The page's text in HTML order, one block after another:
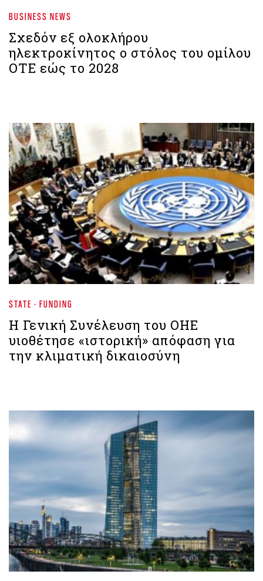
BUSINESS NEWS
Σχεδόν εξ ολοκλήρου
ηλεκτροκίνητος ο στόλος του ομίλου
ΟΤΕ εώς το 2028
STATE - FUNDING
Η Γενική Συνέλευση του ΟΗΕ
υιοθέτησε «ιστορική» απόφαση για
την κλιματική δικαιοσύνη